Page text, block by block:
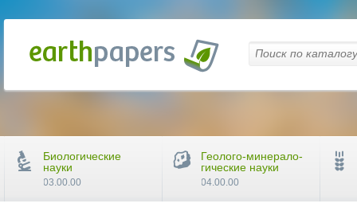
Биологические
науки
03.00.00
Геолого-минерало-
гические науки
04.00.00